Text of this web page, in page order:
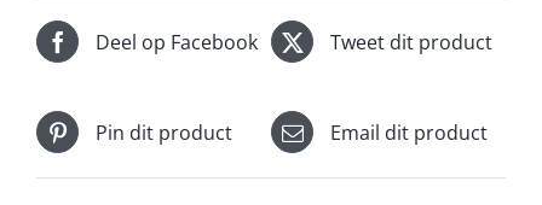
Deel op Facebook Tweet dit product
Pin dit product Email dit product